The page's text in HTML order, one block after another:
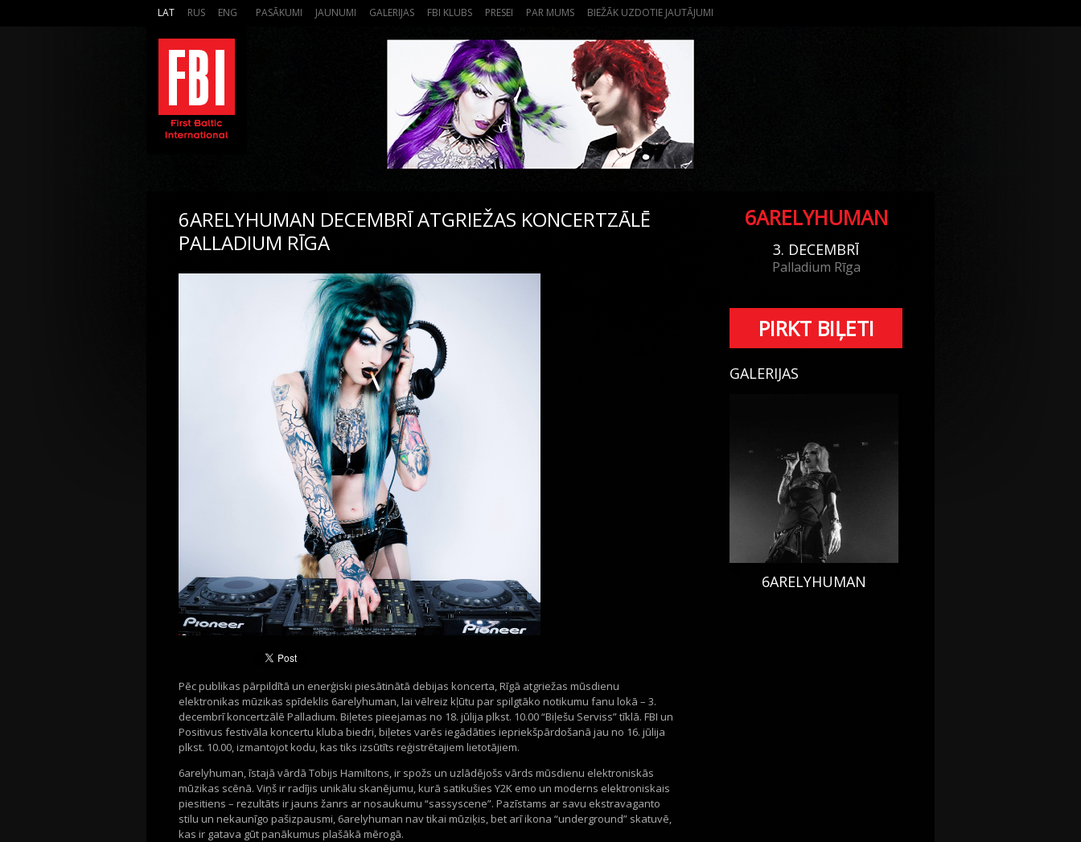
LAT RUS ENG PASĀKUMI JAUNUMI GALERIJAS FBI KLUBS PRESEI PAR MUMS BIEŽĀK UZDOTIE JAUTĀJUMI
6ARELYHUMAN DECEMBRĪ ATGRIEŽAS KONCERTZĀLĒ
PALLADIUM RĪGA
Pēc publikas pārpildītā un enerģiski piesātinātā debijas koncerta, Rīgā atgriežas mūsdienu
elektronikas mūzikas spīdeklis 6arelyhuman, lai vēlreiz kļūtu par spilgtāko notikumu fanu lokā – 3.
decembrī koncertzālē Palladium. Biļetes pieejamas no 18. jūlija plkst. 10.00 “Biļešu Serviss” tīklā. FBI un
Positivus festivāla koncertu kluba biedri,biļetes varēs iegādāties iepriekšpārdošanā jau no 16. jūlija
plkst. 10.00, izmantojot kodu, kas tiks izsūtīts reģistrētajiem lietotājiem.
6arelyhuman, īstajā vārdā Tobijs Hamiltons, ir spožs un uzlādējošs vārds mūsdienu elektroniskās
mūzikas scēnā. Viņš ir radījis unikālu skanējumu, kurā satikušies Y2K emo un moderns elektroniskais
piesitiens – rezultāts ir jauns žanrs ar nosaukumu “sassyscene”. Pazīstams ar savu ekstravaganto
stilu un nekaunīgo pašizpausmi, 6arelyhuman nav tikai mūziķis, bet arī ikona “underground” skatuvē,
kas ir gatava gūt panākumus plašākā mērogā.
6ARELYHUMAN
3. DECEMBRĪ
Palladium Rīga
PIRKT BIĻETI
GALERIJAS
6ARELYHUMAN